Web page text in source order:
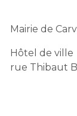
Mairie de
Hôtel de ville
rue Thibaut